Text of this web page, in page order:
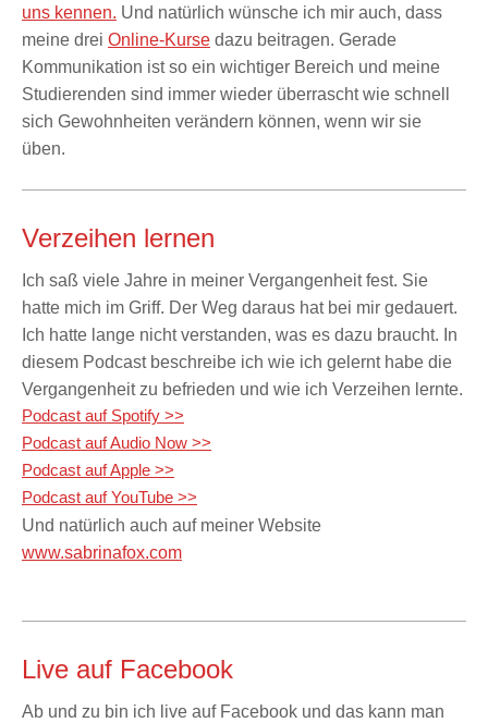
uns kennen. Und natürlich wünsche ich mir auch, dass
meine drei Online-Kurse dazu beitragen. Gerade
Kommunikation ist so ein wichtiger Bereich und meine
Studierenden sind immer wieder überrascht wie schnell
sich Gewohnheiten verändern können, wenn wir sie
üben.
Verzeihen lernen
Ich saß viele Jahre in meiner Vergangenheit fest. Sie
hatte mich im Griff. Der Weg daraus hat bei mir gedauert.
Ich hatte lange nicht verstanden, was es dazu braucht. In
diesem Podcast beschreibe ich wie ich gelernt habe die
Vergangenheit zu befrieden und wie ich Verzeihen lernte.
Podcast auf Spotify >>
Podcast auf Audio Now >>
Podcast auf Apple >>
Podcast auf YouTube >>
Und natürlich auch auf meiner Website
www.sabrinafox.com
Live auf Facebook
Ab und zu bin ich live auf Facebook und das kann man